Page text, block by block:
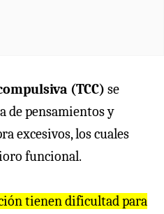
(TCC) se
de pensamientos y
excesivos, los cuales
funcional.
tienen dificultad para